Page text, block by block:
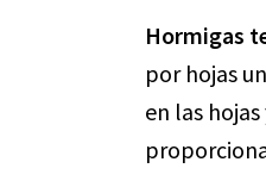
Hormigas
por hojas
en las